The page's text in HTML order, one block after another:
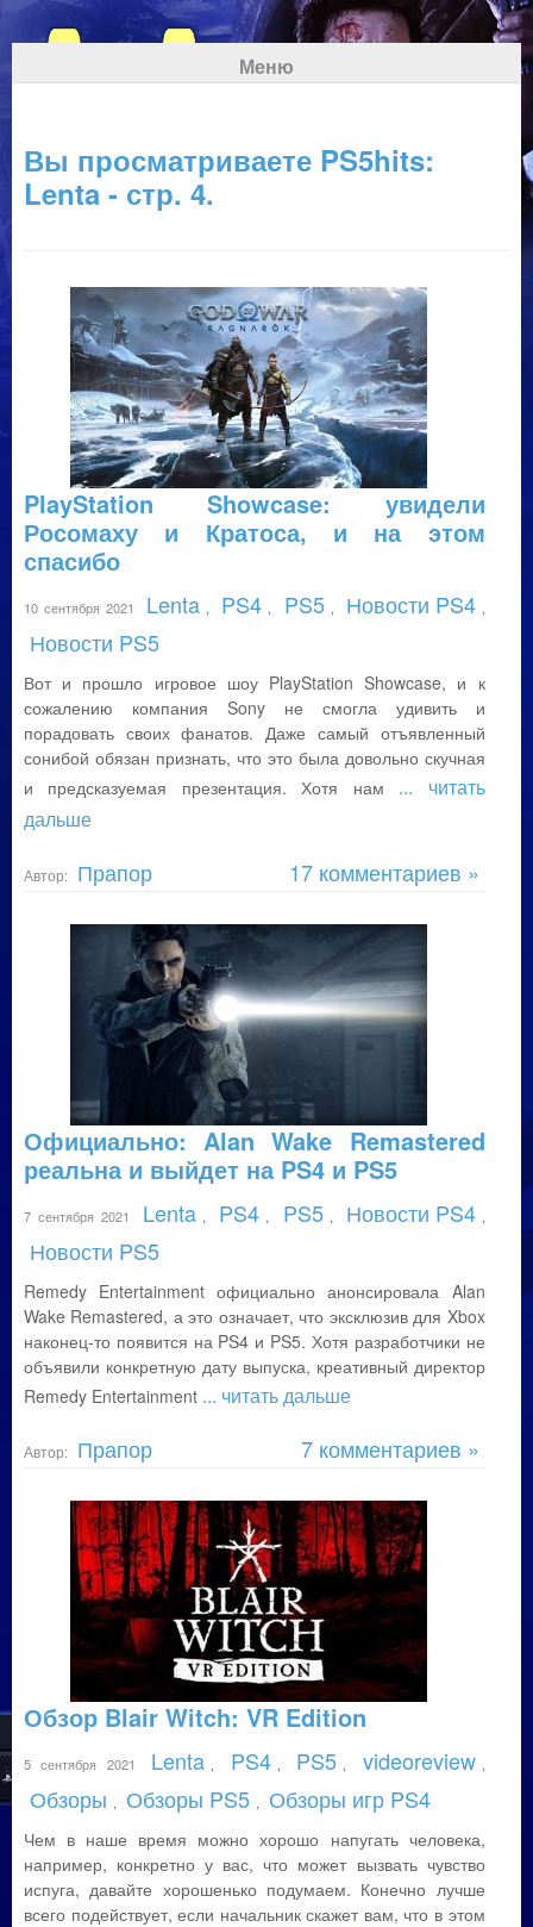
Меню
Вы просматриваете PS5hits:
Lenta - стр. 4.
PlayStation Showcase: увидели
Росомаху и Кратоса, и на этом
спасибо
10 сентября 2021 Lenta PS4 PS5 Новости PS4
Новости PS5
Вот и прошло игровое шоу PlayStation Showcase, и к
сожалению компания Sony не смогла удивить и
порадовать своих фанатов. Даже самый отъявленный
сонибой обязан признать, что это была довольно скучная
и предсказуемая презентация. Хотя нам ... читать
дальше
Автор: Прапор 17 комментариев »
Официально: Alan Wake Remastered
реальна и выйдет на PS4 и PS5
7 сентября 2021 Lenta PS4 PS5 Новости PS4
Новости PS5
Remedy Entertainment официально анонсировала Alan
Wake Remastered, а это означает, что эксклюзив для Xbox
наконец-то появится на PS4 и PS5. Хотя разработчики не
объявили конкретную дату выпуска, креативный директор
Remedy Entertainment ... читать дальше
Автор: Прапор 7 комментариев »
Обзор Blair Witch: VR Edition
5 сентября 2021 Lenta PS4 PS5 videoreview
Обзоры Обзоры PS5 Обзоры игр PS4
Чем в наше время можно хорошо напугать человека,
например, конкретно у вас, что может вызвать чувство
испуга, давайте хорошенько подумаем. Конечно лучше
всего подействует, если начальник скажет вам, что в этом